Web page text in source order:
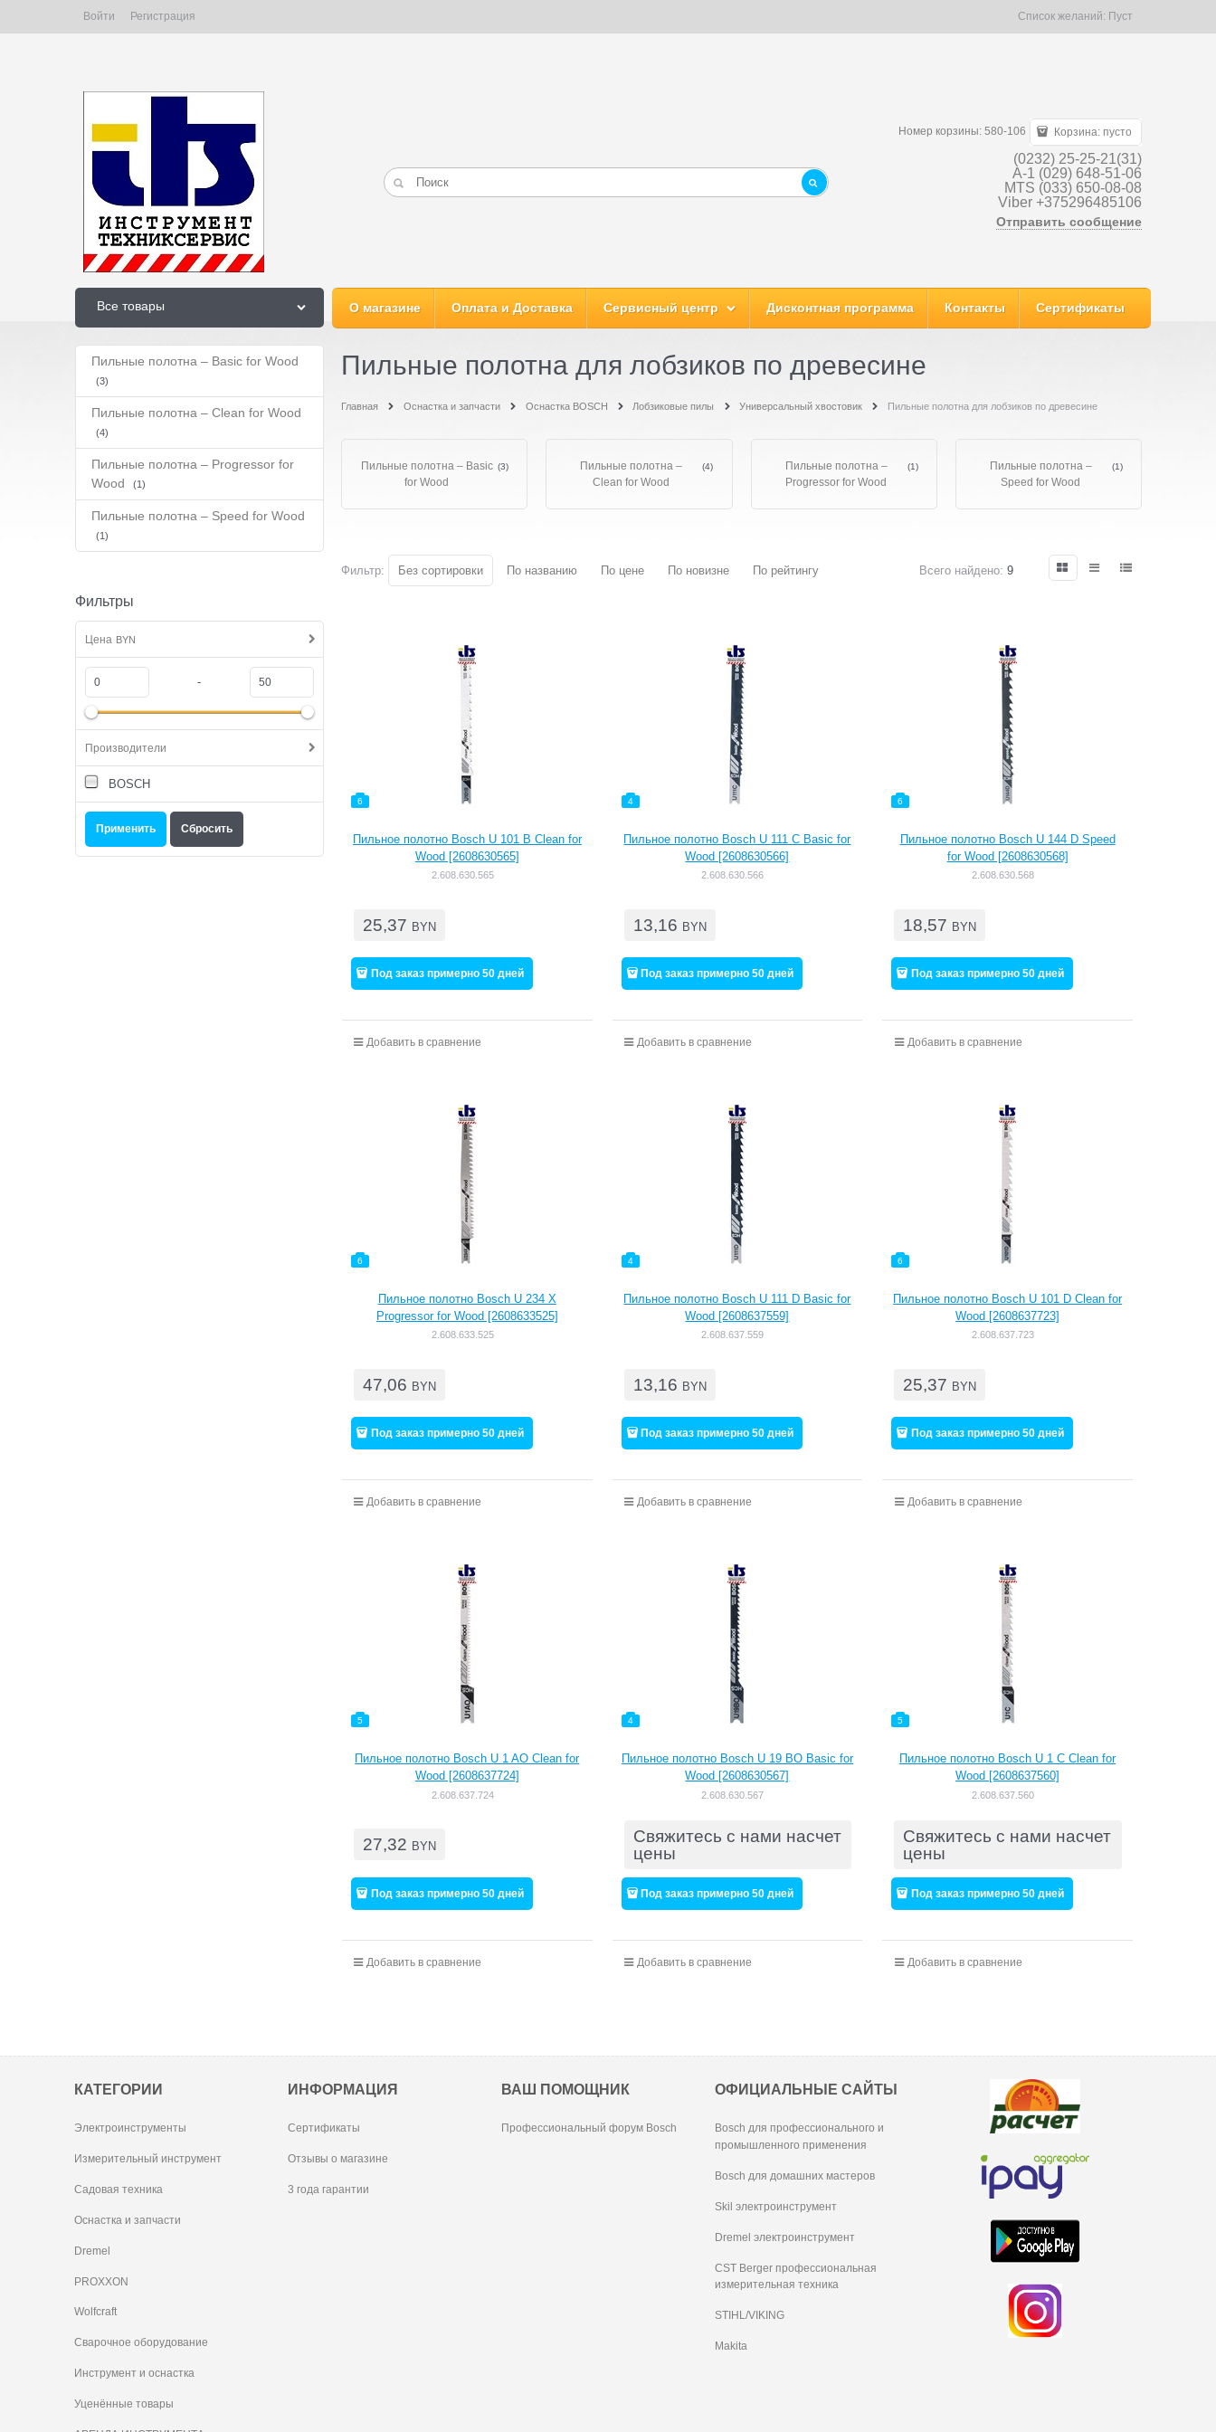
Войти Регистрация Список желаний: Пуст
Номер корзины: 580-106 Корзина: пусто
(0232) 25-25-21(31)
A-1 (029) 648-51-06
MTS (033) 650-08-08
Viber +375296485106
Отправить сообщение
Все товары О магазине Оплата и Доставка Сервисный центр Дисконтная программа Контакты Сертификаты
Пильные полотна – Basic for Wood
(3)
Пильные полотна – Clean for Wood
(4)
Пильные полотна – Progressor for
Wood
(1)
Пильные полотна – Speed for Wood
(1)
Фильтры
Цена BYN
-
Производители
BOSCH
Пильные полотна для лобзиков по древесине
Главная Оснастка и запчасти Оснастка BOSCH Лобзиковые пилы Универсальный хвостовик Пильные полотна для лобзиков по древесине
Пильные полотна – Basic
for Wood
(3)
Пильные полотна –
Clean for Wood
(4)
Пильные полотна –
Progressor for Wood
(1)
Пильные полотна –
Speed for Wood
(1)
Фильтр: Без сортировки По названию По цене По новизне По рейтингу Всего найдено: 9
6
Пильное полотно Bosch U 101 B Clean for
Wood [2608630565]
2.608.630.565
25,37 BYN
Под заказ примерно 50 дней
Добавить в сравнение
4
Пильное полотно Bosch U 111 C Basic for
Wood [2608630566]
2.608.630.566
13,16 BYN
Под заказ примерно 50 дней
Добавить в сравнение
6
Пильное полотно Bosch U 144 D Speed
for Wood [2608630568]
2.608.630.568
18,57 BYN
Под заказ примерно 50 дней
Добавить в сравнение
6
Пильное полотно Bosch U 234 X
Progressor for Wood [2608633525]
2.608.633.525
47,06 BYN
Под заказ примерно 50 дней
Добавить в сравнение
4
Пильное полотно Bosch U 111 D Basic for
Wood [2608637559]
2.608.637.559
13,16 BYN
Под заказ примерно 50 дней
Добавить в сравнение
6
Пильное полотно Bosch U 101 D Clean for
Wood [2608637723]
2.608.637.723
25,37 BYN
Под заказ примерно 50 дней
Добавить в сравнение
5
Пильное полотно Bosch U 1 AO Clean for
Wood [2608637724]
2.608.637.724
27,32 BYN
Под заказ примерно 50 дней
Добавить в сравнение
4
Пильное полотно Bosch U 19 BO Basic for
Wood [2608630567]
2.608.630.567
Свяжитесь с нами насчет
цены
Под заказ примерно 50 дней
Добавить в сравнение
5
Пильное полотно Bosch U 1 C Clean for
Wood [2608637560]
2.608.637.560
Свяжитесь с нами насчет
цены
Под заказ примерно 50 дней
Добавить в сравнение
КАТЕГОРИИ
Электроинструменты
Измерительный инструмент
Садовая техника
Оснастка и запчасти
Dremel
PROXXON
Wolfcraft
Сварочное оборудование
Инструмент и оснастка
Уценённые товары
ИНФОРМАЦИЯ
Сертификаты
Отзывы о магазине
3 года гарантии
ВАШ ПОМОЩНИК
Профессиональный форум Bosch
ОФИЦИАЛЬНЫЕ САЙТЫ
Bosch для профессионального и
промышленного применения
Bosch для домашних мастеров
Skil электроинструмент
Dremel электроинструмент
CST Berger профессиональная
измерительная техника
STIHL/VIKING
Makita